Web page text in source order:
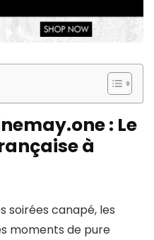
: Le
à
soirées canapé, les
moments de pure